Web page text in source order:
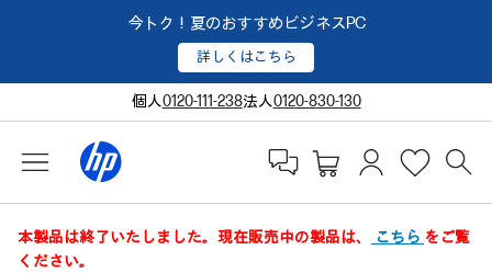
今トク！夏のおすすめビジネスPC
詳しくはこちら
個人0120-111-238法人0120-830-130
本製品は終了いたしました。現在販売中の製品は、 こちら をご覧
ください。